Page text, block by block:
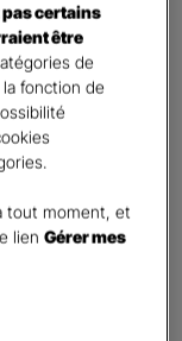
afin
rapidement
besoin
:
pas certains
être
de
fonction de
tout moment, et
lienGérer mes